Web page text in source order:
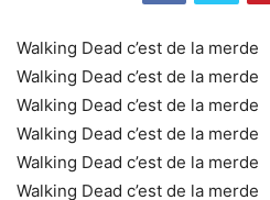
Walking Dead c’est de la merde
Walking Dead c’est de la merde
Walking Dead c’est de la merde
Walking Dead c’est de la merde
Walking Dead c’est de la merde
Walking Dead c’est de la merde